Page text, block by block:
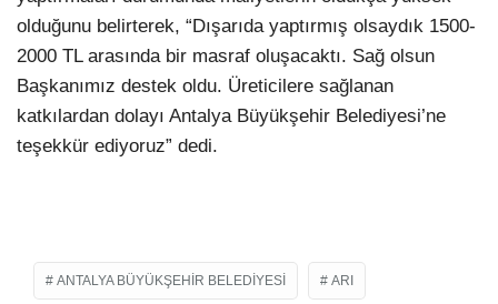
olduğunu belirterek, “Dışarıda yaptırmış olsaydık 1500-
2000 TL arasında bir masraf oluşacaktı. Sağ olsun
Başkanımız destek oldu. Üreticilere sağlanan
katkılardan dolayı Antalya Büyükşehir Belediyesi’ne
teşekkür ediyoruz” dedi.
ANTALYA BÜYÜKŞEHIR BELEDIYESI ARI